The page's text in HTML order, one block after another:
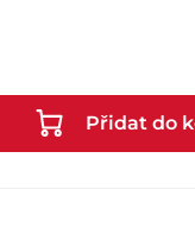
Přidat do